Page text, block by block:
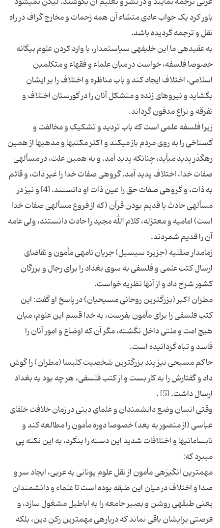
باور کرد یک خواب عادی منشاء آن همه زحمات و مخارج گزاف در راه
به عقیده‏ی ما این خلیفه‏ی سیاستمدار، با وارد کردن علوم بیگانه
خصوصا فلسفه، خواست در میان علماء و فقهاء و متکلمین
اسلامی، اختلاف ایجاد کند و باب مناظره و اختلاف را بر ایشان
بگشاید و نیروهای زنده و متشکل آنان را در گورستان اختلاف و
زیرا فلسفه علمی است که باب تردید و تشکیک و مخالفت و
گستاخی را به روی مردم باز می‏کند و اکثر مکتب‏ها و مذهب‏ها از همین
رهگذر پدید می‏آید، چنانکه پدید آمد. و به همین علت، در مسأله‏ی
صفات خدا، اختلاف پدید آمد. گروهی صفات خدا را غیر ذات، و قائم
به ذات، و گروهی صفات حق را عین ذات او دانستند. [4] و نیز در
مسأله‏ی حادث یا قدیم بودن قرآن (که از فروع مسأله‏ی صفات خدا
است) امامیه و معتزله، کلام الله مجید را حادث دانستند، ولی عامه
زمامدار صقلیه (جزیره سیسیل) جریان نامه‏ی مأمون و تقاضای
ارسال کتب علمی و فلسفی به سوی بغداد را برای رجال و بزرگان
مطران اکبر (بزرگترین روحانی مسیحیان) در پاسخ او گفت: این
کتب فلسفی را برای مأمون بفرست، به خدا قسم این علوم، میان
هیچ امت و ملتی داخل نگشته، مگر آن که اوضاع و امور آنان را
حاکم مسیحی نیز پند بزرگترین شخصیت کلیسا (مطران) را گوش
داد و گفتارش را به کار بست و از کتب فلسفی، هر چه بود به بغداد
وقتی انسان وضع دانشمندان و علمای دینی در زمان خلافت خلفای
عباسی (از منصور به بعد) خصوصا دوره مأمون را مطالعه کند و
نابسامانی‏ها و اختلافات شدید این دسته را بنگرد، به این نکته پی
مهمترین انگیزه‏ی مأمون از نقل علوم یونانی به عربی، ایجاد سر و
صدا و اختلاف در میان این طبقه بوده است تا علماء و دانشمندان
یعنی طبقه‏ی روشن و بصیر جامعه را به اباطیل مشغول سازد، و
فرصتی برایشان باقی نماند که درباره‏ی مهمترین رکن دین، بلکه